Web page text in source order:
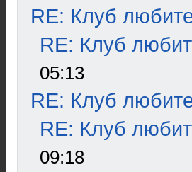
RE: Клуб
RE: Клуб
05:13
RE: Клуб
RE: Клуб
09:18